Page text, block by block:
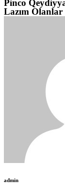
Pinco
Lazım Olanlar
admin